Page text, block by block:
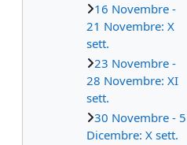
16 Novembre -
21 Novembre: X
sett.
23 Novembre -
28 Novembre: XI
sett.
30 Novembre - 5
Dicembre: X sett.